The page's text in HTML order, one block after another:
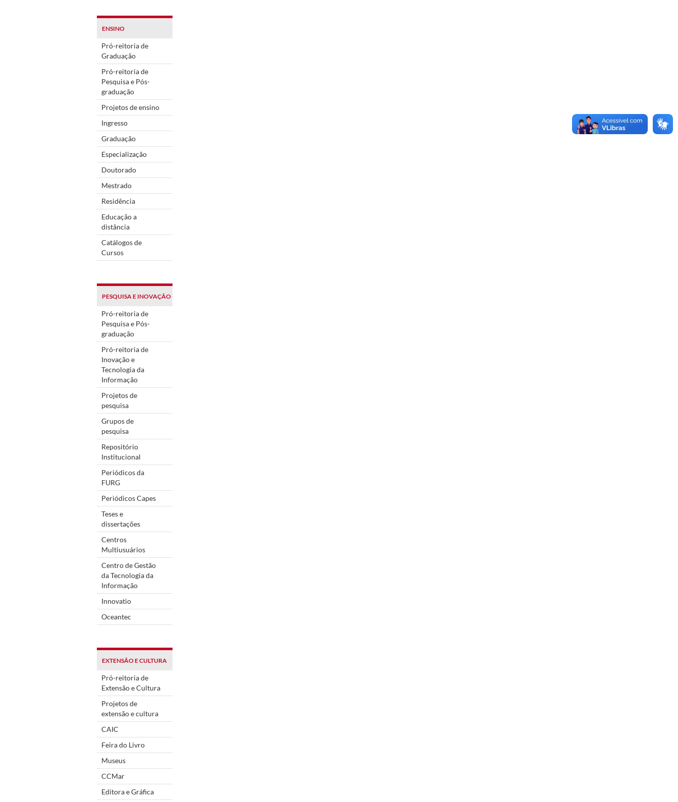
ENSINO
Pró-reitoria de
Graduação
Pró-reitoria de
Pesquisa e Pós-
graduação
Projetos de ensino
Ingresso
Graduação
Especialização
Doutorado
Mestrado
Residência
Educação a
distância
Catálogos de
Cursos
PESQUISA E INOVAÇÃO
Pró-reitoria de
Pesquisa e Pós-
graduação
Pró-reitoria de
Inovação e
Tecnologia da
Informação
Projetos de
pesquisa
Grupos de
pesquisa
Repositório
Institucional
Periódicos da
FURG
Periódicos Capes
Teses e
dissertações
Centros
Multiusuários
Centro de Gestão
da Tecnologia da
Informação
Innovatio
Oceantec
EXTENSÃO E CULTURA
Pró-reitoria de
Extensão e Cultura
Projetos de
extensão e cultura
CAIC
Feira do Livro
Museus
CCMar
Editora e Gráfica